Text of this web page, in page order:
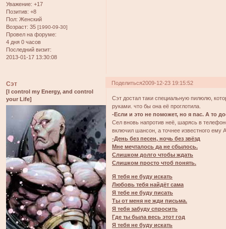
Уважение: +17
Позитив: +8
Пол: Женский
Возраст: 35 [1990-09-30]
Провел на форуме:
4 дня 0 часов
Последний визит:
2013-01-17 13:30:08
Поделиться2009-12-23 19:15:52
Сэт
[I control my Energy, and control
your Life]
Сэт достал таки специальную пилюлю,
руками. что бы она её проглотила.
-Если и это не поможет, но я пас. А то
Сел вновь напротив неё, шарясь в
включил шансон, а точнее известного ему
-День без песен, ночь без звёзд
Мне мечталось да не сбылось.
Слишком долго чтобы ждать
Слишком просто чтоб понять.
Я тебя не буду искать
Любовь тебя найдёт сама
Я тебе не буду писать
Ты от меня не жди письма.
Я тебя забуду спросить
Где ты была весь этот год
Я тебя не буду искать